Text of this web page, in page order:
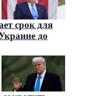
срок для
до